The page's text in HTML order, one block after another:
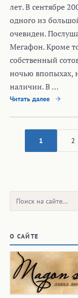
лет. В сентябре
одного из
очевиден.
Мегафон. Кроме
собственный
ночью впопыхах,
наличии. В …
Читать далее
1 2
Поиск:
О САЙТЕ